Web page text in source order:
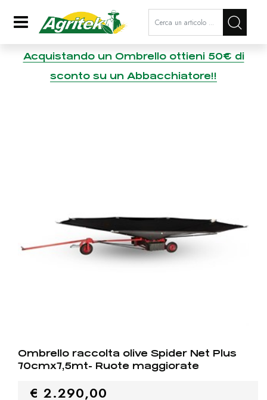
Open La modifica di un filtro
Acquistando un Ombrello ottieni 50€ di
sconto su un Abbacchiatore!!
Ombrello raccolta olive Spider Net Plus
70cmx7,5mt- Ruote maggiorate
€ 2.290,00